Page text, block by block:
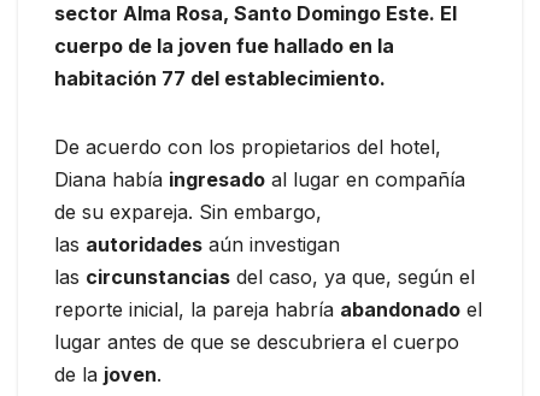
sector Alma Rosa, Santo Domingo Este. El
cuerpo de la joven fue hallado en la
habitación 77 del establecimiento.
De acuerdo con los propietarios del hotel,
Diana había ingresado al lugar en compañía
de su expareja. Sin embargo,
las autoridades aún investigan
las circunstancias del caso, ya que, según el
reporte inicial, la pareja habría abandonado el
lugar antes de que se descubriera el cuerpo
de la joven.